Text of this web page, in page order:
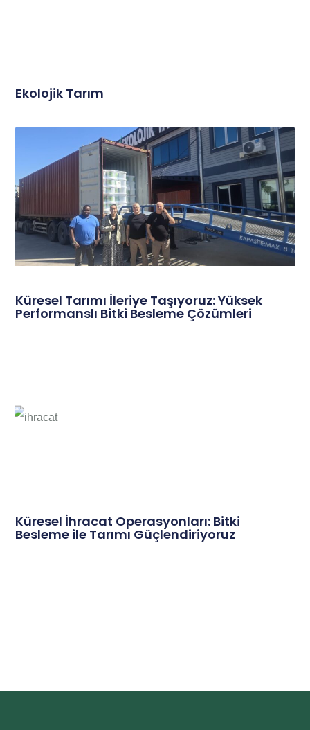
Ekolojik Tarım
Küresel Tarımı İleriye Taşıyoruz: Yüksek
Performanslı Bitki Besleme Çözümleri
Küresel İhracat Operasyonları: Bitki
Besleme ile Tarımı Güçlendiriyoruz